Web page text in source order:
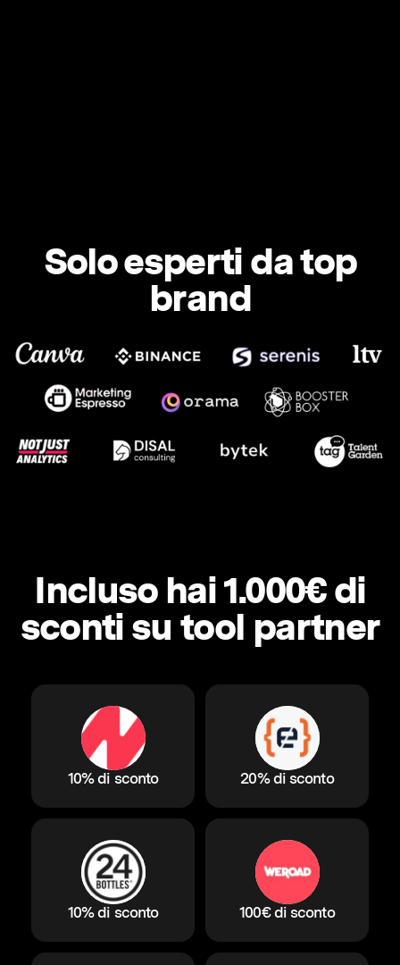
Solo esperti da top
brand
Incluso hai 1.000€ di
sconti su tool partner
10% di sconto 20% di sconto
10% di sconto 100€ di sconto